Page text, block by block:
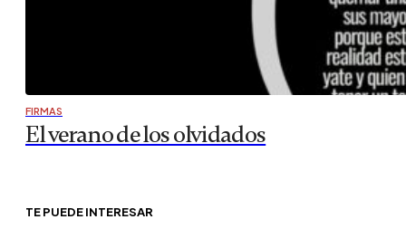
FIRMAS
El verano de los olvidados
TE PUEDE INTERESAR